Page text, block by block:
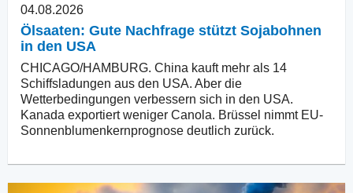
04.08.2026
Ölsaaten: Gute Nachfrage stützt Sojabohnen
in den USA
CHICAGO/HAMBURG. China kauft mehr als 14
Schiffsladungen aus den USA. Aber die
Wetterbedingungen verbessern sich in den USA.
Kanada exportiert weniger Canola. Brüssel nimmt EU-
Sonnenblumenkernprognose deutlich zurück.